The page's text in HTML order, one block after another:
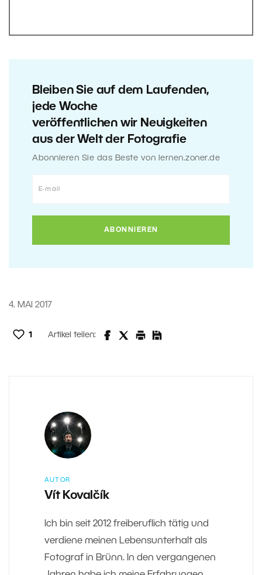
Bleiben Sie auf dem Laufenden,
jede Woche
veröffentlichen wir Neuigkeiten
aus der Welt der Fotografie
Abonnieren Sie das Beste von lernen.zoner.de
4. MAI 2017
1 Artikel teilen:
AUTOR
Vít Kovalčík
Ich bin seit 2012 freiberuflich tätig und
verdiene meinen Lebensunterhalt als
Fotograf in Brünn. In den vergangenen